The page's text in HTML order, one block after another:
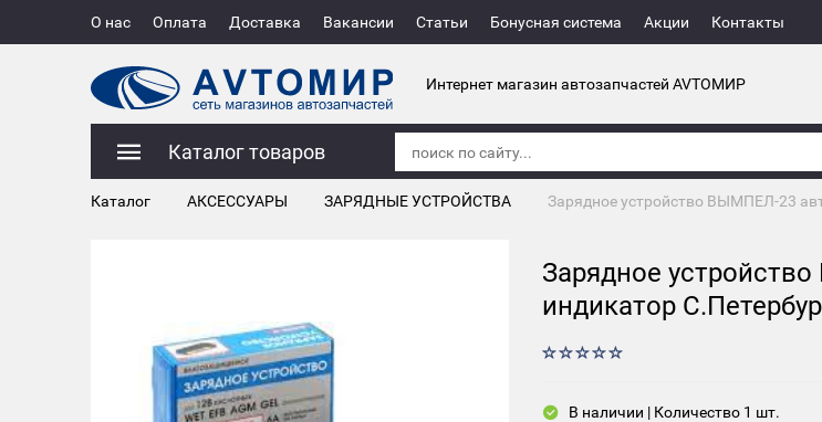
О нас Оплата Доставка Вакансии Статьи Бонусная система Акции Контакты
Интернет магазин автозапчастей AVTOМИР
Каталог товаров
Каталог АКСЕССУАРЫ ЗАРЯДНЫЕ УСТРОЙСТВА Зарядное устройство ВЫМПЕЛ-23
Зарядное
индикатор
В наличии | Количество 1 шт.